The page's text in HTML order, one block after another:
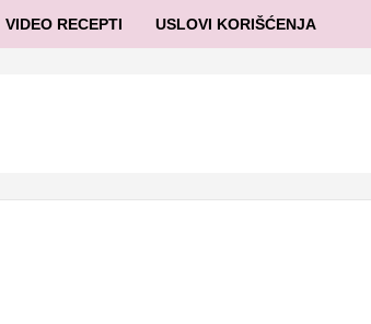
VIDEO RECEPTI USLOVI KORIŠĆENJA